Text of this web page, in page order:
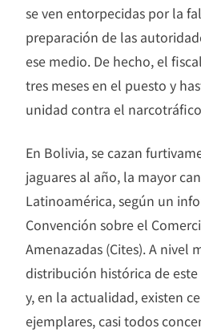
se ven entorpecidas por la
preparación de las
ese medio. De hecho, el
tres meses en el puesto y
unidad contra el
En Bolivia, se cazan
jaguares al año, la mayor
Latinoamérica, según un
Convención sobre el
Amenazadas (Cites). A nivel
distribución histórica de
y, en la actualidad, existen
ejemplares, casi todos